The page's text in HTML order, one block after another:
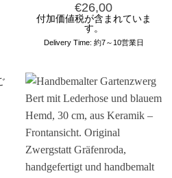
€26,00
付加価値税が含まれていま
す。
Delivery Time: 約7～10営業日